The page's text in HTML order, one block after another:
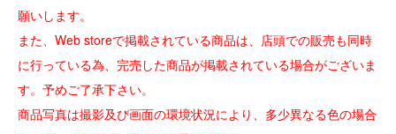
願いします。
また、Web storeで掲載されている商品は、店頭での販売も同時
に行っている為、完売した商品が掲載されている場合がございま
す。予めご了承下さい。
商品写真は撮影及び画面の環境状況により、多少異なる色の場合